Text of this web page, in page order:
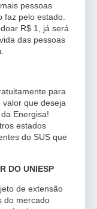
pessoas
faz pelo estado.
R$ 1, já será
das pessoas
para
que deseja
Energisa!
estados
do SUS que
DO UNIESP
de extensão
do mercado